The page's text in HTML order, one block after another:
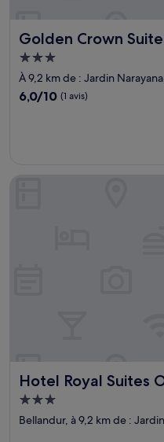
Golden Crown
Golden Crown Suites
Hébergement
3.0 étoiles
À 9,2 km de : Jardin
6.0
6,0/10 (1 avis)
Hotel Royal Suites
Hotel Royal Suites Outer
Hébergement
3.0 étoiles
Bellandur, à 9,2 km de :
Hotel Royal Suites Outer